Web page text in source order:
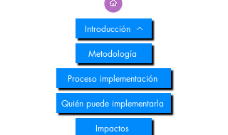
Introducción
Metodología
Proceso implementación
Quién puede implementarla
Impactos